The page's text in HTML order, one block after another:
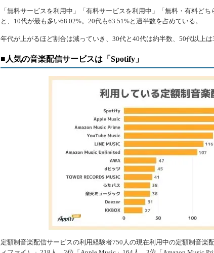
「無料サービスを利用中」「有料サービスを利用中」「無料・有料ど
と、10代が最も多い68.02%。20代も63.51%と過半数を占めている。
年代が上がるほど割合は減っていき、30代と40代は約半数、50代以上は
■人気の音楽配信サービスは「Spotify」
定額制音楽配信サービスの利用経験者750人の現在利用中の定額制音楽